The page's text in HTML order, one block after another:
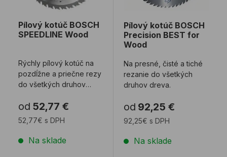
Pílový kotúč BOSCH
SPEEDLINE Wood
Rýchly pílový kotúč na
pozdĺžne a priečne rezy
do všetkých druhov
od 52,77 €
52,77€ s DPH
Na sklade
Pílový kotúč BOSCH
Precision BEST for
Wood
Na presné, čisté a tiché
rezanie do všetkých
od 92,25 €
92,25€ s DPH
Na sklade